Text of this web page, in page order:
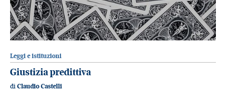
Leggi e istituzioni
Giustizia predittiva
di Claudio Castelli